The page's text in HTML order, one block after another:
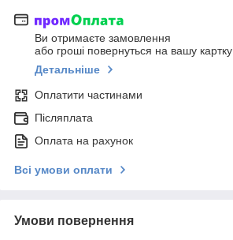
Ви отримаєте замовлення
або гроші повернуться на вашу картку
Детальніше
Оплатити частинами
Післяплата
Оплата на рахунок
Всі умови оплати
Умови повернення